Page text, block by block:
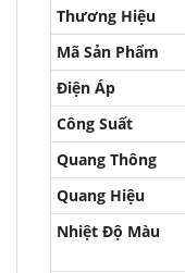
Thương Hiệu
Mã Sản Phẩm
Điện Áp
Công Suất
Quang Thông
Quang Hiệu
Nhiệt Độ Màu